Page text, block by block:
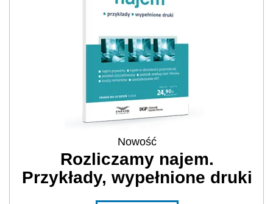
Nowość
Rozliczamy najem.
Przykłady, wypełnione druki